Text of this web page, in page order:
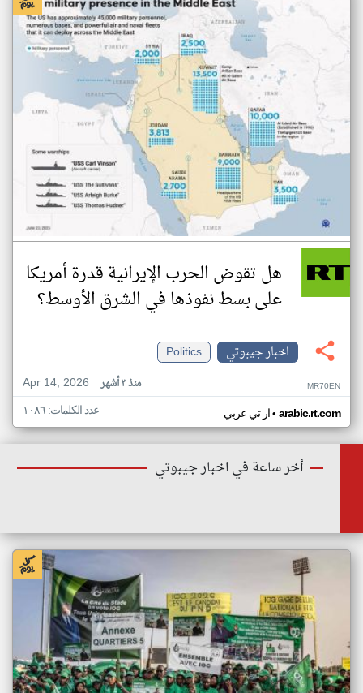
هل تقوض الحرب الإيرانية قدرة أمريكا
على بسط نفوذها في الشرق الأوسط؟
اخبار جيبوتي
Politics
Apr 14, 2026
منذ ٣ أشهر MR70EN
ار تي عربي• arabic.rt.com عدد الكلمات: ١٠٨٦
أخر ساعة في اخبار جيبوتي